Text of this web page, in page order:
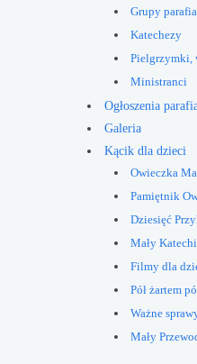
Grupy
Katechezy
Pielgrzymki,
Ministranci
Ogłoszenia
Galeria
Kącik dla dzieci
Owieczka
Pamiętnik
Dziesięć
Mały
Filmy dla
Pół żartem
Ważne
Mały